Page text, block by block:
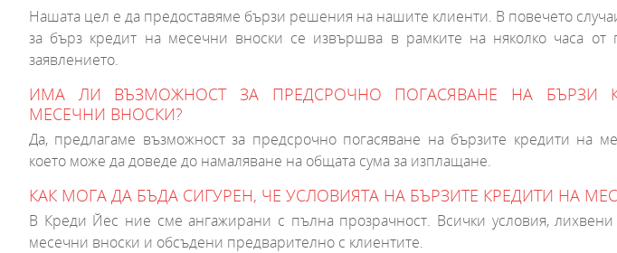
Нашата цел е да предоставяме бързи решения на нашите клиенти. В повечето
за бърз кредит на месечни вноски се извършва в рамките на няколко часа от
заявлението.
ИМА ЛИ ВЪЗМОЖНОСТ ЗА ПРЕДСРОЧНО ПОГАСЯВАНЕ НА БЪРЗИ
МЕСЕЧНИ ВНОСКИ?
Да, предлагаме възможност за предсрочно погасяване на бързите кредити на
което може да доведе до намаляване на общата сума за изплащане.
КАК МОГА ДА БЪДА СИГУРЕН, ЧЕ УСЛОВИЯТА НА БЪРЗИТЕ КРЕДИТИ НА
В Креди Йес ние сме ангажирани с пълна прозрачност. Всички условия,
месечни вноски и обсъдени предварително с клиентите.